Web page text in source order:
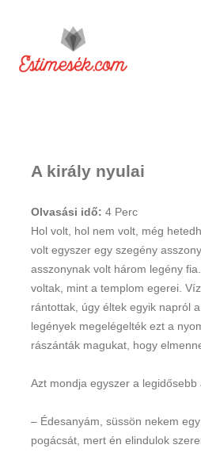
A király nyulai
Olvasási idő: 4 Perc
Hol volt, hol nem volt, még
volt egyszer egy szegény
asszonynak volt három legény
voltak, mint a templom egerei.
rántottak, úgy éltek egyik napról
legények megelégelték ezt a
rászánták magukat, hogy
Azt mondja egyszer a legidősebb
– Édesanyám, süssön nekem
pogácsát, mert én elindulok